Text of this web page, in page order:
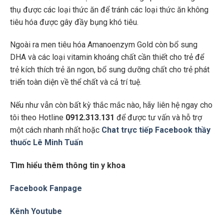
thụ được các loại thức ăn để tránh các loại thức ăn không
tiêu hóa được gây đầy bụng khó tiêu.
Ngoài ra men tiêu hóa Amanoenzym Gold còn bổ sung
DHA và các loại vitamin khoáng chất cần thiết cho trẻ để
trẻ kích thích trẻ ăn ngon, bổ sung dưỡng chất cho trẻ phát
triển toàn diện về thể chất và cả trí tuệ.
Nếu như vẫn còn bất kỳ thắc mắc nào, hãy liên hệ ngay cho
tôi theo Hotline 0912.313.131 để được tư vấn và hỗ trợ
một cách nhanh nhất hoặc Chat trực tiếp Facebook thầy
thuốc Lê Minh Tuấn
Tìm hiểu thêm thông tin y khoa
Facebook Fanpage
Kênh Youtube